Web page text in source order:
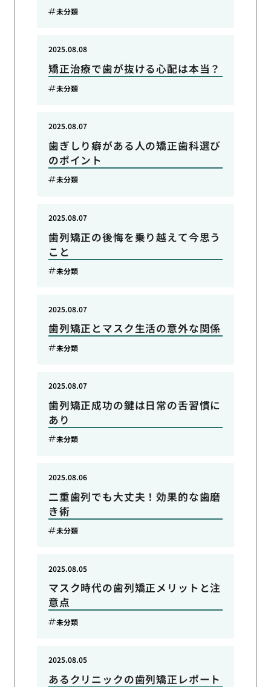
未分類
矯正治療で歯が抜ける心配は本当？
2025.08.08
未分類
歯ぎしり癖がある人の矯正歯科選び
のポイント
2025.08.07
未分類
歯列矯正の後悔を乗り越えて今思う
こと
2025.08.07
未分類
歯列矯正とマスク生活の意外な関係
2025.08.07
未分類
歯列矯正成功の鍵は日常の舌習慣に
あり
2025.08.07
未分類
二重歯列でも大丈夫！効果的な歯磨
き術
2025.08.06
未分類
マスク時代の歯列矯正メリットと注
意点
2025.08.05
未分類
あるクリニックの歯列矯正レポート
2025.08.05